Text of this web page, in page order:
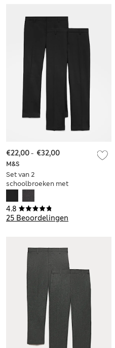
4.8
25 Beoordelingen
M&S
Set van 2
schoolbroeken met
stretch voor jongens
(2-18 jaar)
€22,00- €32,00